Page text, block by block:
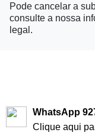
Pode cancelar a
consulte a nossa
legal.
WhatsApp
Clique aqui